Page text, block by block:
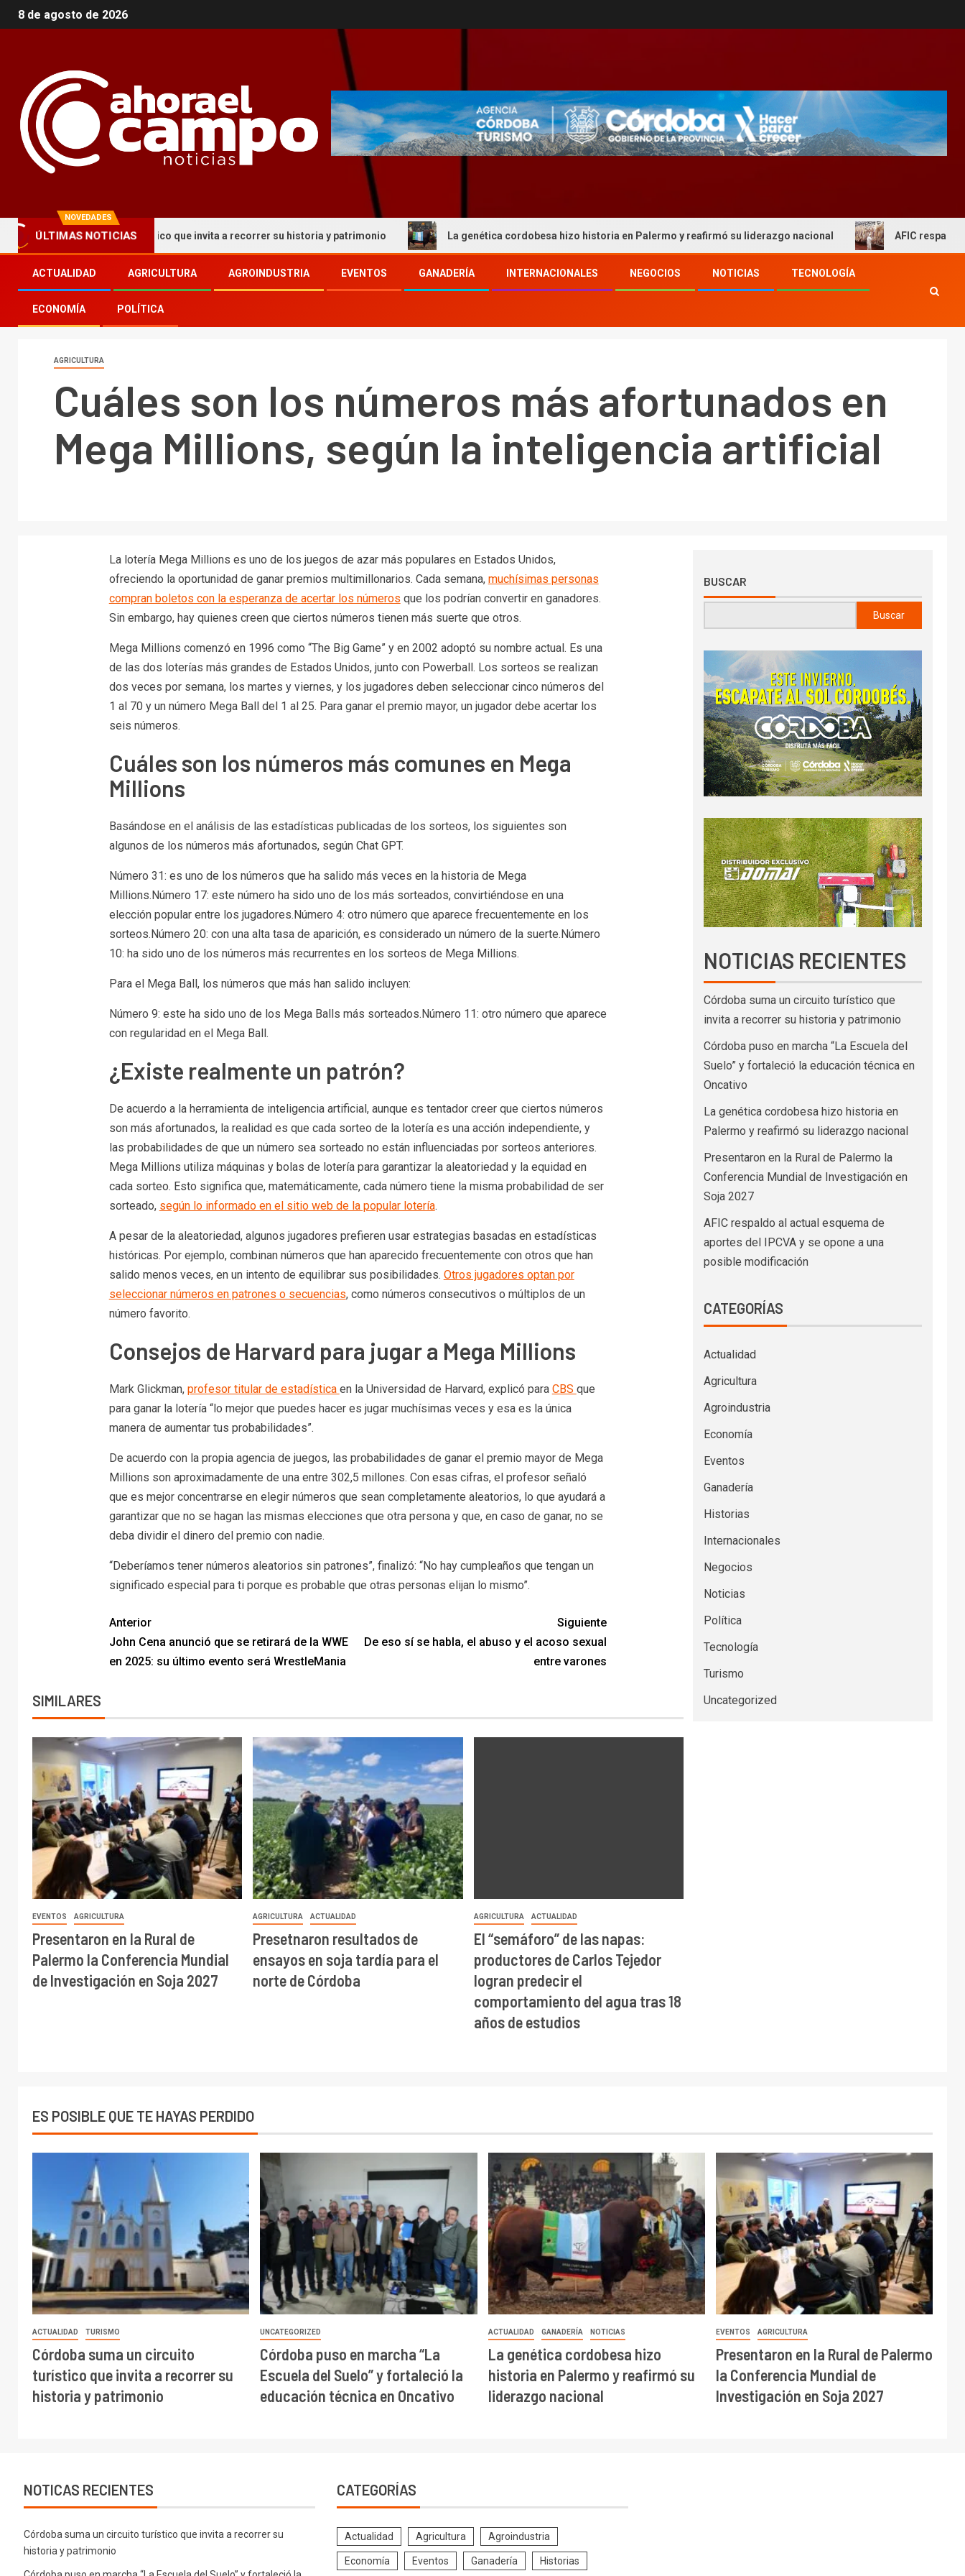
8 de agosto de 2026
NOVEDADES
ÚLTIMAS NOTICIAS
un circuito turístico que invita a recorrer su historia y patrimonio La genética cordobesa hizo historia en Palermo y reafirmó su liderazgo nacional AFIC respaldo al
ACTUALIDAD AGRICULTURA AGROINDUSTRIA EVENTOS GANADERÍA INTERNACIONALES NEGOCIOS NOTICIAS TECNOLOGÍA
ECONOMÍA POLÍTICA
AGRICULTURA
Cuáles son los números más afortunados en
Mega Millions, según la inteligencia artificial
La lotería Mega Millions es uno de los juegos de azar más populares en Estados Unidos,
ofreciendo la oportunidad de ganar premios multimillonarios. Cada semana, muchísimas personas
compran boletos con la esperanza de acertar los números que los podrían convertir en ganadores.
Sin embargo, hay quienes creen que ciertos números tienen más suerte que otros.
Mega Millions comenzó en 1996 como “The Big Game” y en 2002 adoptó su nombre actual. Es una
de las dos loterías más grandes de Estados Unidos, junto con Powerball. Los sorteos se realizan
dos veces por semana, los martes y viernes, y los jugadores deben seleccionar cinco números del
1 al 70 y un número Mega Ball del 1 al 25. Para ganar el premio mayor, un jugador debe acertar los
seis números.
Cuáles son los números más comunes en Mega
Millions
Basándose en el análisis de las estadísticas publicadas de los sorteos, los siguientes son
algunos de los números más afortunados, según Chat GPT.
Número 31: es uno de los números que ha salido más veces en la historia de Mega
Millions.Número 17: este número ha sido uno de los más sorteados, convirtiéndose en una
elección popular entre los jugadores.Número 4: otro número que aparece frecuentemente en los
sorteos.Número 20: con una alta tasa de aparición, es considerado un número de la suerte.Número
10: ha sido uno de los números más recurrentes en los sorteos de Mega Millions.
Para el Mega Ball, los números que más han salido incluyen:
Número 9: este ha sido uno de los Mega Balls más sorteados.Número 11: otro número que aparece
con regularidad en el Mega Ball.
¿Existe realmente un patrón?
De acuerdo a la herramienta de inteligencia artificial, aunque es tentador creer que ciertos números
son más afortunados, la realidad es que cada sorteo de la lotería es una acción independiente, y
las probabilidades de que un número sea sorteado no están influenciadas por sorteos anteriores.
Mega Millions utiliza máquinas y bolas de lotería para garantizar la aleatoriedad y la equidad en
cada sorteo. Esto significa que, matemáticamente, cada número tiene la misma probabilidad de ser
sorteado, según lo informado en el sitio web de la popular lotería.
A pesar de la aleatoriedad, algunos jugadores prefieren usar estrategias basadas en estadísticas
históricas. Por ejemplo, combinan números que han aparecido frecuentemente con otros que han
salido menos veces, en un intento de equilibrar sus posibilidades. Otros jugadores optan por
seleccionar números en patrones o secuencias, como números consecutivos o múltiplos de un
número favorito.
Consejos de Harvard para jugar a Mega Millions
Mark Glickman, profesor titular de estadística en la Universidad de Harvard, explicó para CBS que
para ganar la lotería “lo mejor que puedes hacer es jugar muchísimas veces y esa es la única
manera de aumentar tus probabilidades”.
De acuerdo con la propia agencia de juegos, las probabilidades de ganar el premio mayor de Mega
Millions son aproximadamente de una entre 302,5 millones. Con esas cifras, el profesor señaló
que es mejor concentrarse en elegir números que sean completamente aleatorios, lo que ayudará a
garantizar que no se hagan las mismas elecciones que otra persona y que, en caso de ganar, no se
deba dividir el dinero del premio con nadie.
“Deberíamos tener números aleatorios sin patrones”, finalizó: “No hay cumpleaños que tengan un
significado especial para ti porque es probable que otras personas elijan lo mismo”.
Anterior
John Cena anunció que se retirará de la WWE
en 2025: su último evento será WrestleMania
Siguiente
De eso sí se habla, el abuso y el acoso sexual
entre varones
SIMILARES
EVENTOS AGRICULTURA
Presentaron en la Rural de
Palermo la Conferencia Mundial
de Investigación en Soja 2027
AGRICULTURA ACTUALIDAD
Presetnaron resultados de
ensayos en soja tardía para el
norte de Córdoba
AGRICULTURA ACTUALIDAD
El “semáforo” de las napas:
productores de Carlos Tejedor
logran predecir el
comportamiento del agua tras 18
años de estudios
BUSCAR
Buscar
NOTICIAS RECIENTES
Córdoba suma un circuito turístico que
invita a recorrer su historia y patrimonio
Córdoba puso en marcha “La Escuela del
Suelo” y fortaleció la educación técnica en
Oncativo
La genética cordobesa hizo historia en
Palermo y reafirmó su liderazgo nacional
Presentaron en la Rural de Palermo la
Conferencia Mundial de Investigación en
Soja 2027
AFIC respaldo al actual esquema de
aportes del IPCVA y se opone a una
posible modificación
CATEGORÍAS
Actualidad
Agricultura
Agroindustria
Economía
Eventos
Ganadería
Historias
Internacionales
Negocios
Noticias
Política
Tecnología
Turismo
Uncategorized
ES POSIBLE QUE TE HAYAS PERDIDO
ACTUALIDAD TURISMO
Córdoba suma un circuito
turístico que invita a recorrer su
historia y patrimonio
UNCATEGORIZED
Córdoba puso en marcha “La
Escuela del Suelo” y fortaleció la
educación técnica en Oncativo
ACTUALIDAD GANADERÍA NOTICIAS
La genética cordobesa hizo
historia en Palermo y reafirmó su
liderazgo nacional
EVENTOS AGRICULTURA
Presentaron en la Rural de Palermo
la Conferencia Mundial de
Investigación en Soja 2027
NOTICAS RECIENTES
Córdoba suma un circuito turístico que invita a recorrer su
historia y patrimonio
CATEGORÍAS
Actualidad Agricultura Agroindustria
Economía Eventos Ganadería Historias